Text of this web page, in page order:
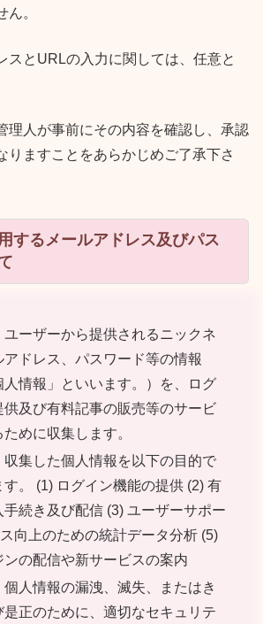
。
スとURLの入力に関しては、任意と
理人が事前にその内容を確認し、承認
りますことをあらかじめご了承下さ
するメールアドレス及びパス
ユーザーから提供されるニックネ
アドレス、パスワード等の情報
人情報」といいます。）を、ログ
供及び有料記事の販売等のサービ
めに収集します。
収集した個人情報を以下の目的で
。 (1) ログイン機能の提供 (2) 有
続き及び配信 (3) ユーザーサポー
ス向上のための統計データ分析 (5)
ンの配信や新サービスの案内
個人情報の漏洩、滅失、またはき
是正のために、適切なセキュリテ